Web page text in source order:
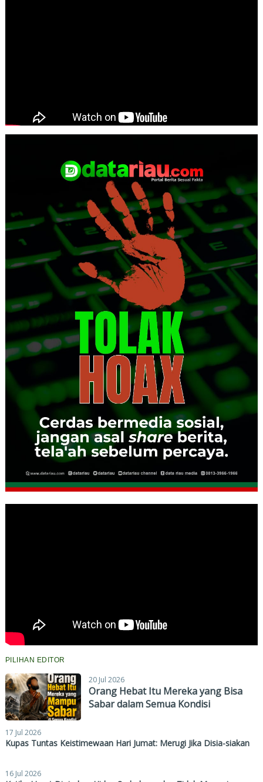
PILIHAN EDITOR
20 Jul 2026
Orang Hebat Itu Mereka yang Bisa
Sabar dalam Semua Kondisi
17 Jul 2026
Kupas Tuntas Keistimewaan Hari Jumat: Merugi Jika Disia-siakan
16 Jul 2026